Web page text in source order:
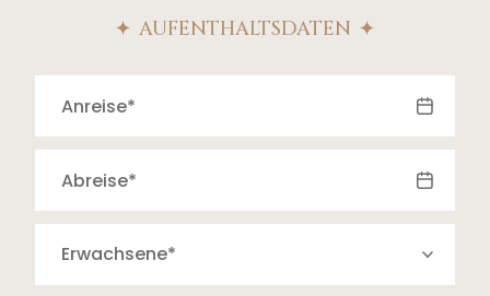
AUFENTHALTSDATEN